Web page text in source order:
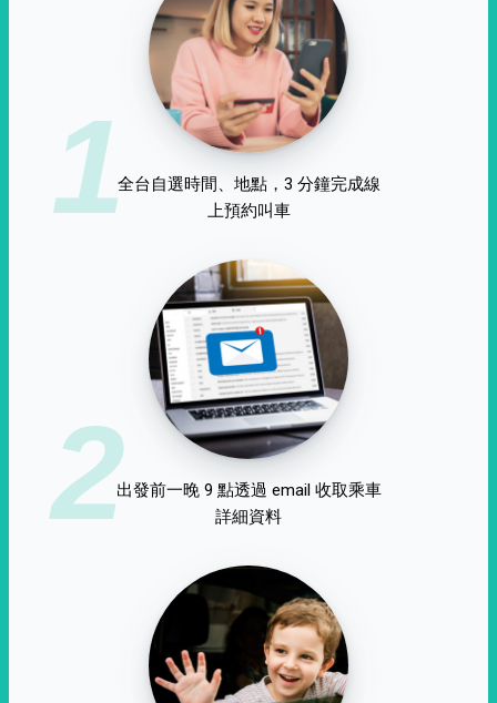
1全台自選時間、地點，3 分鐘完成線
上預約叫車
2出發前一晚 9 點透過 email 收取乘車
詳細資料